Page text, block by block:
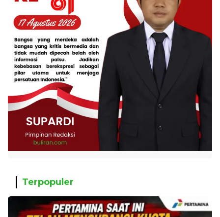
Terpopuler